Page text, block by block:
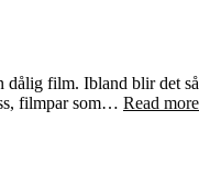
film. Ibland blir det
filmpar som… Read